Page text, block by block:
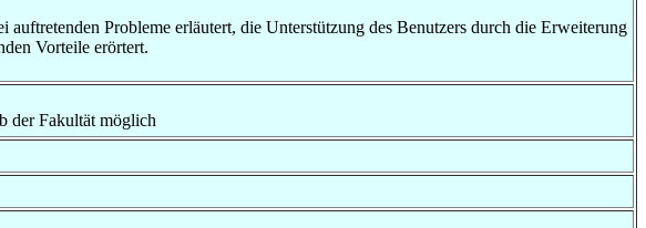
Probleme erläutert, die Unterstützung des Benutzers durch die Erweiterung
Vorteile erörtert.
der Fakultät möglich